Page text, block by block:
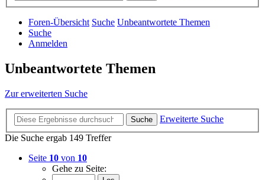
Foren-Übersicht Suche Unbeantwortete Themen
Suche
Anmelden
Unbeantwortete Themen
Zur erweiterten Suche
Suche
Erweiterte Suche
Die Suche ergab 149 Treffer
Seite 10 von 10
Gehe zu Seite: